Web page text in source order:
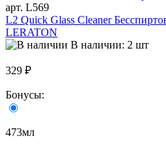
арт. L569
L2 Quick Glass Cleaner
LERATON
В наличии: 2 шт
329 ₽
Бонусы:
473мл